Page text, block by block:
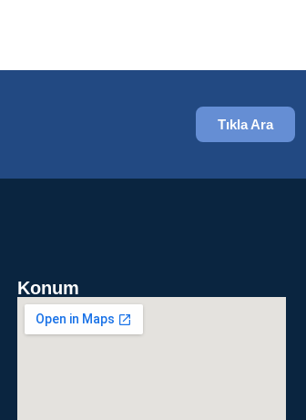
Tıkla Ara
Konum